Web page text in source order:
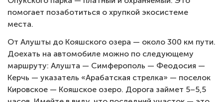
помогает позаботиться о хрупкой экосистеме
места.
От Алушты до Кояшского озера — около 300 км пути.
Доехать на автомобиле можно по следующему
маршруту: Алушта — Симферополь — Феодосия —
Керчь — указатель «Арабатская стрелка» — поселок
Кировское — Кояшское озеро. Дорога займет 5–5,5